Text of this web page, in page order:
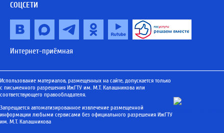
СОЦСЕТИ
Интернет-приёмная
Использование материалов, размещенных на сайте, допускается только
с письменного разрешения ИжГТУ им. М.Т. Калашникова или
соответствующего правообладателя.
Запрещается автоматизированное извлечение размещенной
информации любыми сервисами без официального разрешения ИжГТУ
им. М.Т. Калашникова